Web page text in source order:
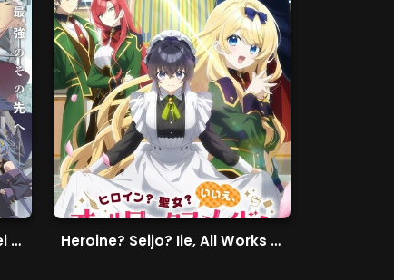
Katainaka no Ossan, Kensei ni Naru II Heroine? Seijo? Iie, All Works Maid desu (Hokori)!